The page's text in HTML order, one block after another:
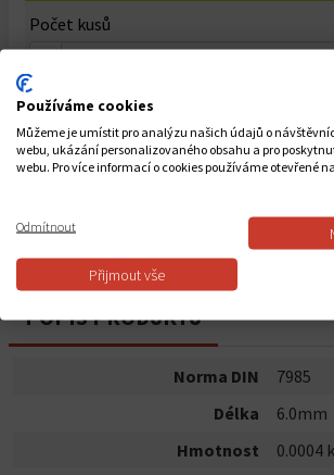
Počet kusů
Celkem za
POPIS PRODUKTU
Norma DIN
7985
Délka
6.0mm
Hmotnost
0.0004
Používáme cookies
Můžeme je umístit pro analýzu našich údajů o
webu, ukázání personalizovaného obsahu a pro
webu. Pro více informací o cookies používáme otevřené
Odmítnout
Přijmout vše